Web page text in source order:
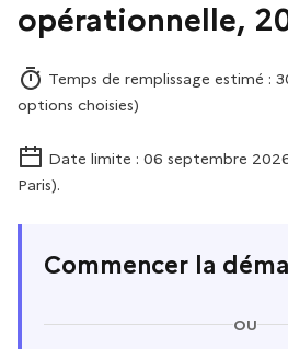
opérationnelle,
Temps de remplissage estimé :
options choisies)
Date limite : 06 septembre
Paris).
Commencer la
OU